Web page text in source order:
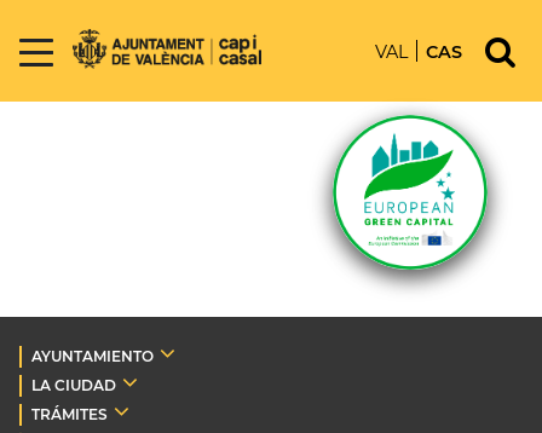
VAL CAS
AYUNTAMIENTO
LA CIUDAD
TRÁMITES